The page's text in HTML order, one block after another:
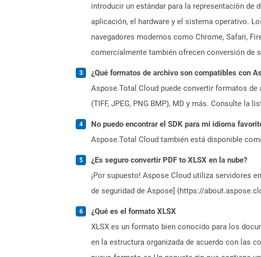
introducir un estándar para la representación
aplicación, el hardware y el sistema operativo.
navegadores modernos como Chrome, Safari,
comercialmente también ofrecen conversión de
¿Qué formatos de archivo son compatibles con
Aspose.Total Cloud puede convertir formatos de
(TIFF, JPEG, PNG BMP), MD y más. Consulte
No puedo encontrar el SDK para mi idioma
Aspose.Total Cloud también está disponible
¿Es seguro convertir PDF to XLSX en la nube?
¡Por supuesto! Aspose Cloud utiliza servidores
de seguridad de Aspose] (https://
¿Qué es el formato XLSX
XLSX es un formato bien conocido para los
en la estructura organizada de acuerdo con las